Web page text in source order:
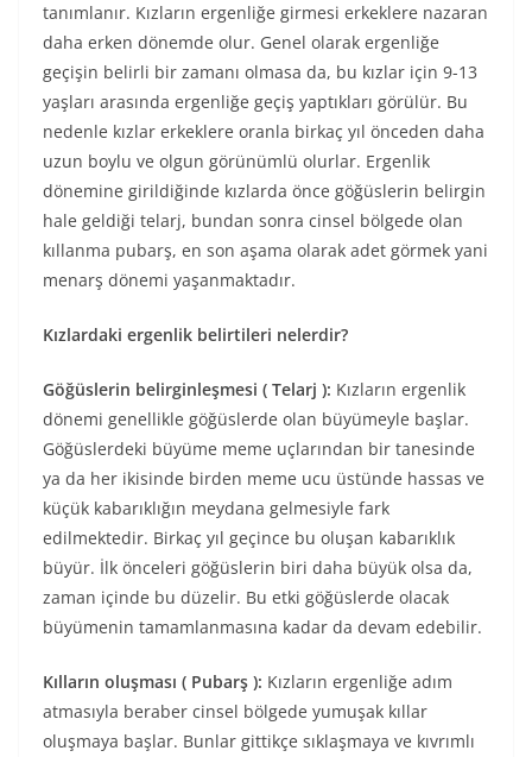
tanımlanır. Kızların ergenliğe girmesi erkeklere nazaran
daha erken dönemde olur. Genel olarak ergenliğe
geçişin belirli bir zamanı olmasa da, bu kızlar için 9-13
yaşları arasında ergenliğe geçiş yaptıkları görülür. Bu
nedenle kızlar erkeklere oranla birkaç yıl önceden daha
uzun boylu ve olgun görünümlü olurlar. Ergenlik
dönemine girildiğinde kızlarda önce göğüslerin belirgin
hale geldiği telarj, bundan sonra cinsel bölgede olan
kıllanma pubarş, en son aşama olarak adet görmek yani
menarş dönemi yaşanmaktadır.
Kızlardaki ergenlik belirtileri nelerdir?
Göğüslerin belirginleşmesi ( Telarj ): Kızların ergenlik
dönemi genellikle göğüslerde olan büyümeyle başlar.
Göğüslerdeki büyüme meme uçlarından bir tanesinde
ya da her ikisinde birden meme ucu üstünde hassas ve
küçük kabarıklığın meydana gelmesiyle fark
edilmektedir. Birkaç yıl geçince bu oluşan kabarıklık
büyür. İlk önceleri göğüslerin biri daha büyük olsa da,
zaman içinde bu düzelir. Bu etki göğüslerde olacak
büyümenin tamamlanmasına kadar da devam edebilir.
Kılların oluşması ( Pubarş ): Kızların ergenliğe adım
atmasıyla beraber cinsel bölgede yumuşak kıllar
oluşmaya başlar. Bunlar gittikçe sıklaşmaya ve kıvrımlı